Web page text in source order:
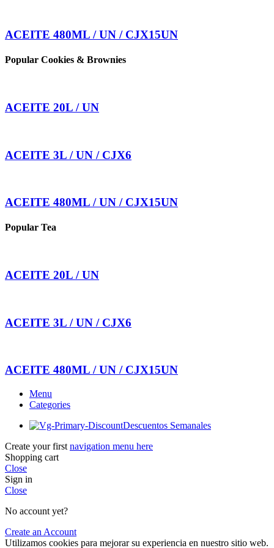
ACEITE 480ML / UN / CJX15UN
Popular Cookies & Brownies
ACEITE 20L / UN
ACEITE 3L / UN / CJX6
ACEITE 480ML / UN / CJX15UN
Popular Tea
ACEITE 20L / UN
ACEITE 3L / UN / CJX6
ACEITE 480ML / UN / CJX15UN
Menu
Categories
Descuentos Semanales
Create your first navigation menu here
Shopping cart
Close
Sign in
Close
No account yet?
Create an Account
Utilizamos cookies para mejorar su experiencia en nuestro sitio web.